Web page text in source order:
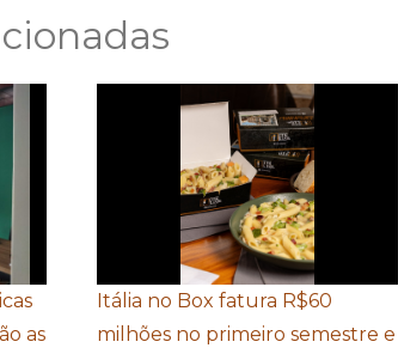
as
Itália no Box fatura R$60
milhões no primeiro semestre e